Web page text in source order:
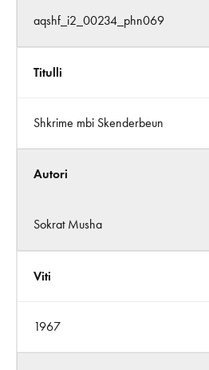
aqshf_i2_00234_phn069
Titulli
Shkrime mbi Skenderbeun
Autori
Sokrat Musha
Viti
1967